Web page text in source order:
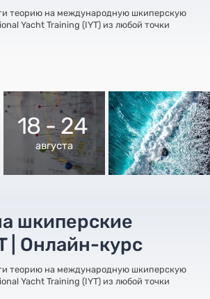
теорию на международную шкиперскую
Yacht Training (IYT) из любой точки
18 - 24
августа
шкиперские
| Онлайн-курс
теорию на международную шкиперскую
Yacht Training (IYT) из любой точки